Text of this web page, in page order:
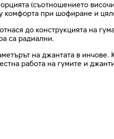
(съотношението
комфорта при шофиране и
до конструкцията на
са радиални.
на джантата в инчове.
работа на гумите и